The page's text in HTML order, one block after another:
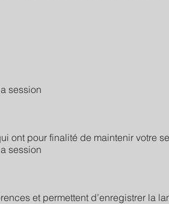
session
ont pour finalité de maintenir votre
session
et permettent d’enregistrer la